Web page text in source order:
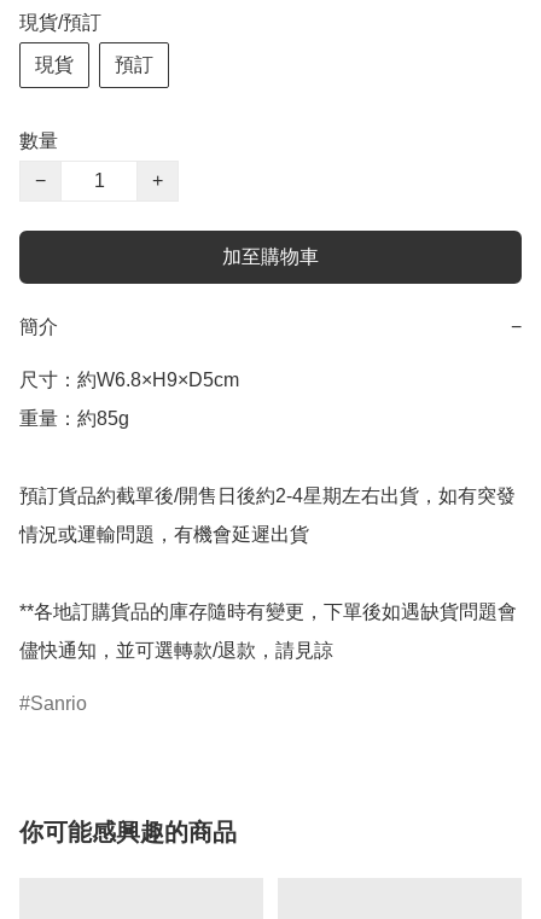
現貨/預訂
現貨 預訂
數量
−
+
加至購物車
簡介 −
尺寸：約W6.8×H9×D5cm
重量：約85g
預訂貨品約截單後/開售日後約2-4星期左右出貨，如有突發
情況或運輸問題，有機會延遲出貨
**各地訂購貨品的庫存隨時有變更，下單後如遇缺貨問題會
儘快通知，並可選轉款/退款，請見諒
Sanrio
你可能感興趣的商品